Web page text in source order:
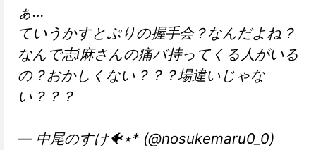
ぁ…
ていうかすとぷりの握手会？なんだよね？
なんで志i麻さんの痛バ持ってくる人がいる
の？おかしくない？？？場違いじゃな
い？？？
— 中尾のすけ🐠⋆* (@nosukemaru0_0)